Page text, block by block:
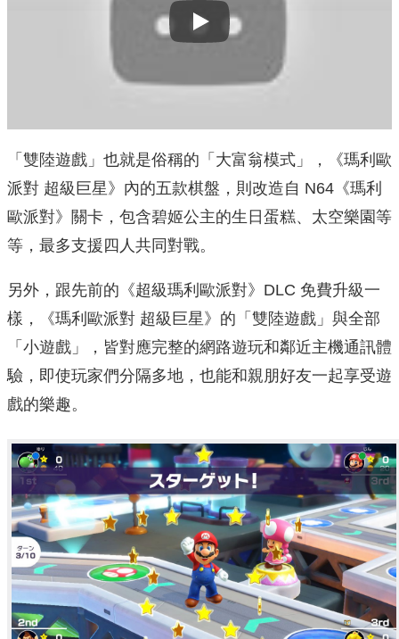
Play
「雙陸遊戲」也就是俗稱的「大富翁模式」，《瑪利歐
派對 超級巨星》內的五款棋盤，則改造自 N64《瑪利
歐派對》關卡，包含碧姬公主的生日蛋糕、太空樂園等
等，最多支援四人共同對戰。
另外，跟先前的《超級瑪利歐派對》DLC 免費升級一
樣，《瑪利歐派對 超級巨星》的「雙陸遊戲」與全部
「小遊戲」，皆對應完整的網路遊玩和鄰近主機通訊體
驗，即使玩家們分隔多地，也能和親朋好友一起享受遊
戲的樂趣。